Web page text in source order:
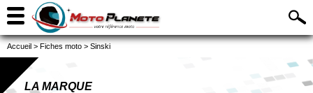
Accueil > Fiches moto > Sinski
LA MARQUE